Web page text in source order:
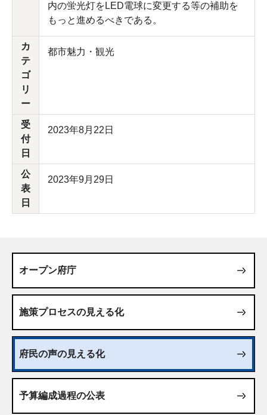
内の蛍光灯をLED電球に変更する等の補助を
もっと進めるべきである。
カ
テ
ゴ
リ
ー
都市魅力・観光
受
付
日
2023年8月22日
公
表
日
2023年9月29日
オープン府庁
施策プロセスの見える化
府民の声の見える化
予算編成過程の公表